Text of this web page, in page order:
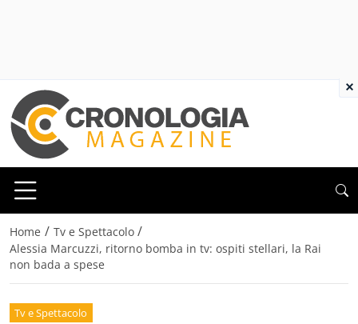
Home / Tv e Spettacolo /
Alessia Marcuzzi, ritorno bomba in tv: ospiti stellari, la Rai
non bada a spese
Tv e Spettacolo
×